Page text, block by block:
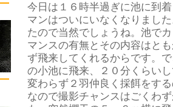
今日は１６時半過ぎに池に到
マンはついにいなくなりまし
たので当然でしょうね。池で
マンスの有無とその内容はと
ず飛来してくれるからです。
の小池に飛来、２０分くらい
変わらず２羽仲良く採餌をす
なので撮影チャンスはごくわ